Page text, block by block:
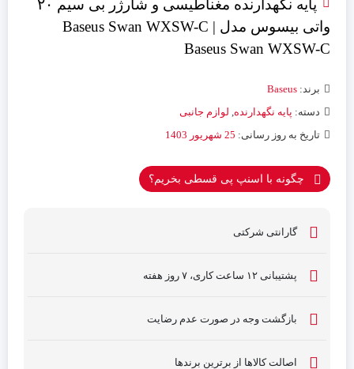
پایه نگهدارنده مغناطیسی و شارژر بی سیم ۲۰
واتی بیسوس مدل Baseus Swan WXSW-C |
Baseus Swan WXSW-C
برند: Baseus
دسته: پایه نگهدارنده لوازم جانبی
تاریخ به روز رسانی: 25 شهریور 1403
چگونه با اسنپ پی قسطی بخریم؟
گارانتی شرکتی
پشتیبانی ۱۲ ساعت کاری، ۷ روز هفته
بازگشت وجه در صورت عدم رضایت
اصالت کالاها از برترین برندها